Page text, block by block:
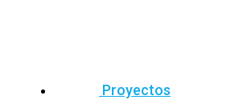
Proyectos